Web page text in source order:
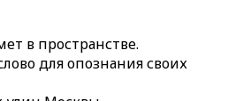
до 18 лет.
44.
прогулок, спорта.
в пространстве.
для опознания своих